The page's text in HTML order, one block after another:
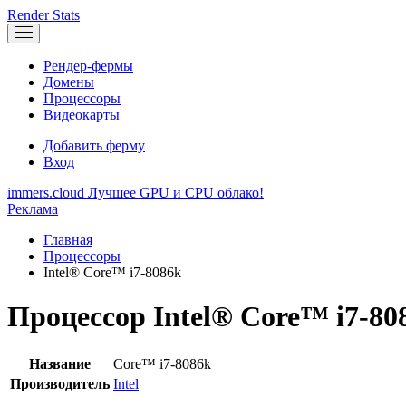
Render Stats
Рендер-фермы
Домены
Процессоры
Видеокарты
Добавить ферму
Вход
immers.cloud Лучшее GPU и CPU облако!
Реклама
Главная
Процессоры
Intel® Core™ i7-8086k
Процессор Intel® Core™ i7-
Название
Core™ i7-8086k
Производитель Intel